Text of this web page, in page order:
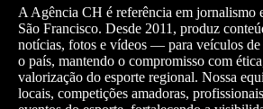
A Agência CH é referência em jornalismo
São Francisco. Desde 2011, produz
notícias, fotos e vídeos — para veículos
o país, mantendo o compromisso com
valorização do esporte regional. Nossa
locais, competições amadoras,